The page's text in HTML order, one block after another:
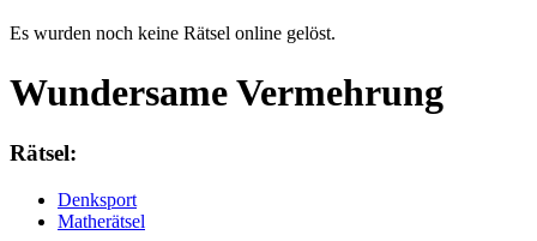
Es wurden noch keine Rätsel online gelöst.
Wundersame Vermehrung
Rätsel:
Denksport
Matherätsel